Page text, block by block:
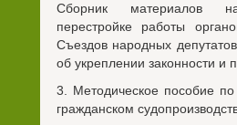
Сборник материалов
перестройке работы
Съездов народных
об укреплении законности и
3. Методическое пособие
гражданском